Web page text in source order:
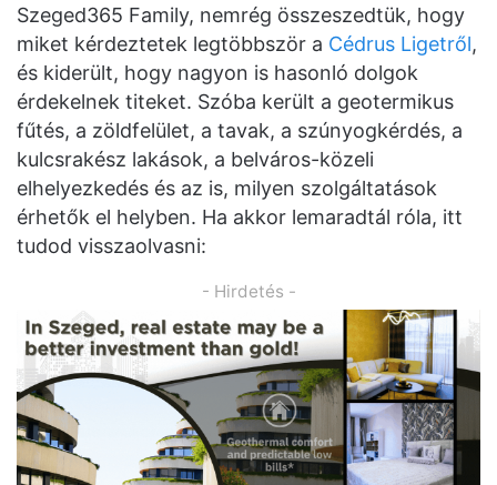
Szeged365 Family, nemrég összeszedtük, hogy
miket kérdeztetek legtöbbször a Cédrus Ligetről,
és kiderült, hogy nagyon is hasonló dolgok
érdekelnek titeket. Szóba került a geotermikus
fűtés, a zöldfelület, a tavak, a szúnyogkérdés, a
kulcsrakész lakások, a belváros-közeli
elhelyezkedés és az is, milyen szolgáltatások
érhetők el helyben. Ha akkor lemaradtál róla, itt
tudod visszaolvasni:
- Hirdetés -